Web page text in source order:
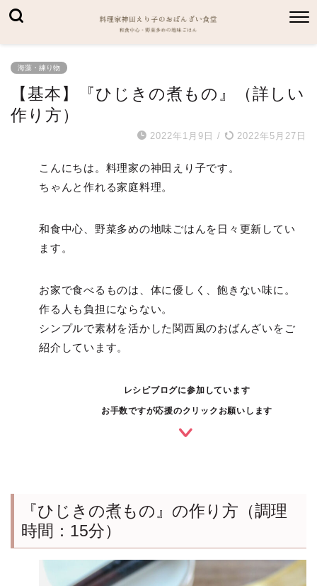
海藻・練り物
【基本】『ひじきの煮もの』（詳しい
作り方）
2022年1月9日 / 2022年5月27日
こんにちは。料理家の神田えり子です。
ちゃんと作れる家庭料理。
和食中心、野菜多めの地味ごはんを日々更新してい
ます。
お家で食べるものは、体に優しく、飽きない味に。
作る人も負担にならない。
シンプルで素材を活かした関西風のおばんざいをご
紹介しています。
レシピブログに参加しています
お手数ですが応援のクリックお願いします
『ひじきの煮もの』の作り方（調理
時間：15分）